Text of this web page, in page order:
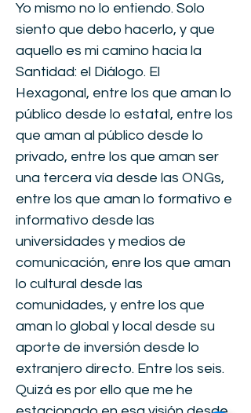
Yo mismo no lo entiendo. Solo
siento que debo hacerlo, y que
aquello es mi camino hacia la
Santidad: el Diálogo. El
Hexagonal, entre los que aman lo
público desde lo estatal, entre los
que aman al público desde lo
privado, entre los que aman ser
una tercera vía desde las ONGs,
entre los que aman lo formativo e
informativo desde las
universidades y medios de
comunicación, enre los que aman
lo cultural desde las
comunidades, y entre los que
aman lo global y local desde su
aporte de inversión desde lo
extranjero directo. Entre los seis.
Quizá es por ello que me he